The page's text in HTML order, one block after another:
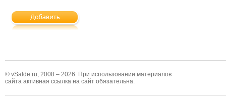
© vSalde.ru, 2008 – 2026. При использовании материалов
сайта активная ссылка на сайт обязательна.